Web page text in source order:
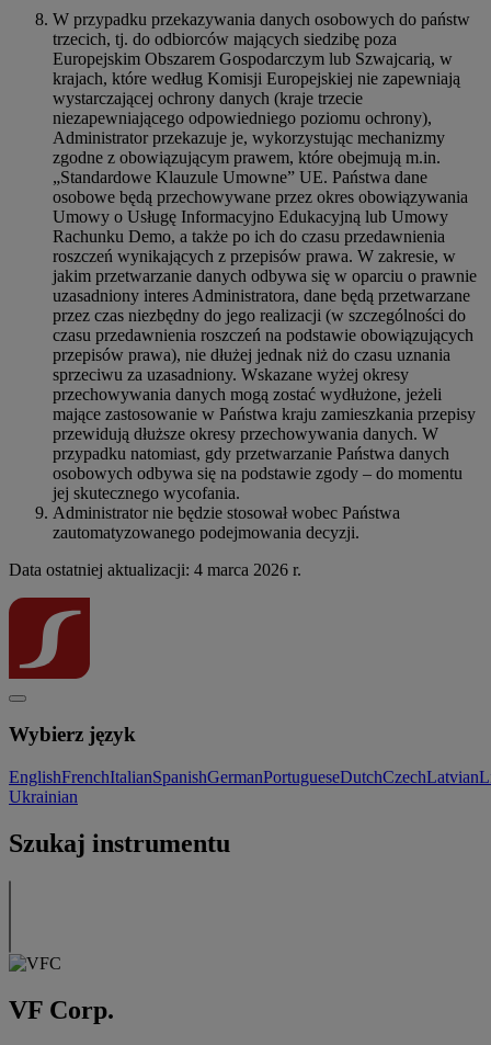
W przypadku przekazywania danych osobowych do państw
trzecich, tj. do odbiorców mających siedzibę poza
Europejskim Obszarem Gospodarczym lub Szwajcarią, w
krajach, które według Komisji Europejskiej nie zapewniają
wystarczającej ochrony danych (kraje trzecie
niezapewniającego odpowiedniego poziomu ochrony),
Administrator przekazuje je, wykorzystując mechanizmy
zgodne z obowiązującym prawem, które obejmują m.in.
„Standardowe Klauzule Umowne” UE. Państwa dane
osobowe będą przechowywane przez okres obowiązywania
Umowy o Usługę Informacyjno Edukacyjną lub Umowy
Rachunku Demo, a także po ich do czasu przedawnienia
roszczeń wynikających z przepisów prawa. W zakresie, w
jakim przetwarzanie danych odbywa się w oparciu o prawnie
uzasadniony interes Administratora, dane będą przetwarzane
przez czas niezbędny do jego realizacji (w szczególności do
czasu przedawnienia roszczeń na podstawie obowiązujących
przepisów prawa), nie dłużej jednak niż do czasu uznania
sprzeciwu za uzasadniony. Wskazane wyżej okresy
przechowywania danych mogą zostać wydłużone, jeżeli
mające zastosowanie w Państwa kraju zamieszkania przepisy
przewidują dłuższe okresy przechowywania danych. W
przypadku natomiast, gdy przetwarzanie Państwa danych
osobowych odbywa się na podstawie zgody – do momentu
jej skutecznego wycofania.
Administrator nie będzie stosował wobec Państwa
zautomatyzowanego podejmowania decyzji.
Data ostatniej aktualizacji: 4 marca 2026 r.
Wybierz język
EnglishFrenchItalianSpanishGermanPortugueseDutchCzechLatvian
Ukrainian
Szukaj instrumentu
VF Corp.